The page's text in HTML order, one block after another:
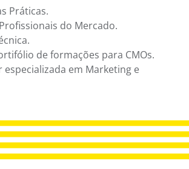
Práticas.
do Mercado.
de formações para CMOs.
especializada em Marketing e